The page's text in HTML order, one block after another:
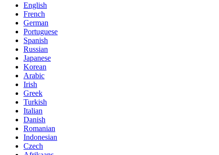
English
French
German
Portuguese
Spanish
Russian
Japanese
Korean
Arabic
Irish
Greek
Turkish
Italian
Danish
Romanian
Indonesian
Czech